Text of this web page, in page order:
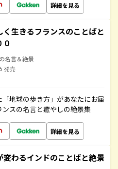
詳細を見る
く生きるフランスのことばと
０
名言＆絶景
発売
地球の歩き方」があなたにお届
スの名言と癒やしの絶景集
詳細を見る
変わるインドのことばと絶景